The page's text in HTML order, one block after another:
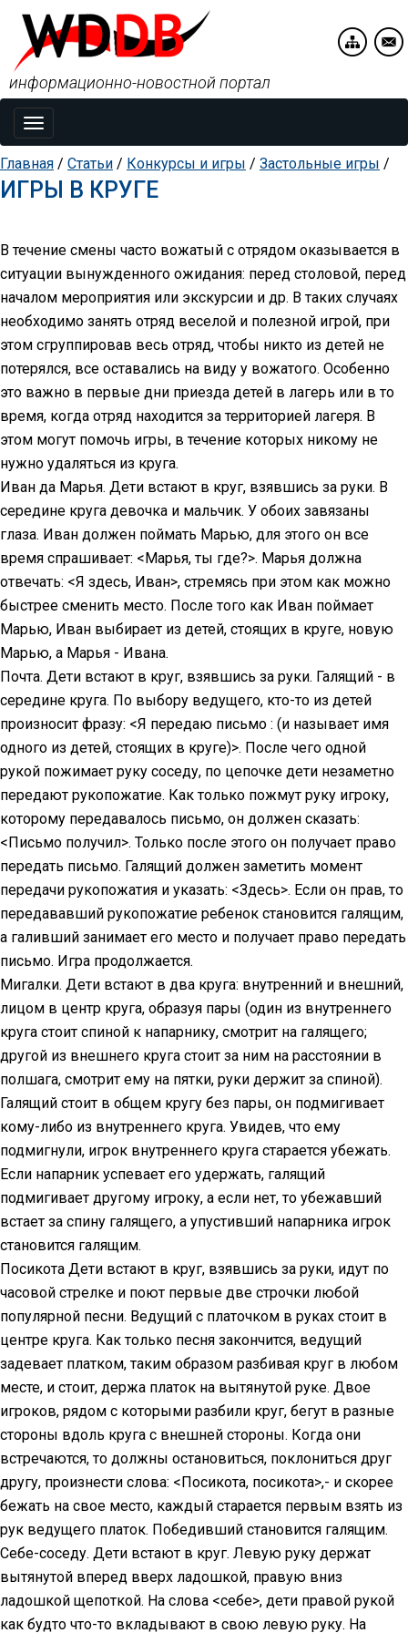
Toggle
navigation
информационно-новостной портал
Главная / Статьи / Конкурсы и игры / Застольные игры /
ИГРЫ В КРУГЕ
В течение смены часто вожатый с отрядом оказывается в
ситуации вынужденного ожидания: перед столовой, перед
началом мероприятия или экскурсии и др. В таких случаях
необходимо занять отряд веселой и полезной игрой, при
этом сгруппировав весь отряд, чтобы никто из детей не
потерялся, все оставались на виду у вожатого. Особенно
это важно в первые дни приезда детей в лагерь или в то
время, когда отряд находится за территорией лагеря. В
этом могут помочь игры, в течение которых никому не
нужно удаляться из круга.
Иван да Марья. Дети встают в круг, взявшись за руки. В
середине круга девочка и мальчик. У обоих завязаны
глаза. Иван должен поймать Марью, для этого он все
время спрашивает: <Марья, ты где?>. Марья должна
отвечать: <Я здесь, Иван>, стремясь при этом как можно
быстрее сменить место. После того как Иван поймает
Марью, Иван выбирает из детей, стоящих в круге, новую
Марью, а Марья - Ивана.
Почта. Дети встают в круг, взявшись за руки. Галящий - в
середине круга. По выбору ведущего, кто-то из детей
произносит фразу: <Я передаю письмо : (и называет имя
одного из детей, стоящих в круге)>. После чего одной
рукой пожимает руку соседу, по цепочке дети незаметно
передают рукопожатие. Как только пожмут руку игроку,
которому передавалось письмо, он должен сказать:
<Письмо получил>. Только после этого он получает право
передать письмо. Галящий должен заметить момент
передачи рукопожатия и указать: <Здесь>. Если он прав, то
передававший рукопожатие ребенок становится галящим,
а галивший занимает его место и получает право передать
письмо. Игра продолжается.
Мигалки. Дети встают в два круга: внутренний и внешний,
лицом в центр круга, образуя пары (один из внутреннего
круга стоит спиной к напарнику, смотрит на галящего;
другой из внешнего круга стоит за ним на расстоянии в
полшага, смотрит ему на пятки, руки держит за спиной).
Галящий стоит в общем кругу без пары, он подмигивает
кому-либо из внутреннего круга. Увидев, что ему
подмигнули, игрок внутреннего круга старается убежать.
Если напарник успевает его удержать, галящий
подмигивает другому игроку, а если нет, то убежавший
встает за спину галящего, а упустивший напарника игрок
становится галящим.
Посикота Дети встают в круг, взявшись за руки, идут по
часовой стрелке и поют первые две строчки любой
популярной песни. Ведущий с платочком в руках стоит в
центре круга. Как только песня закончится, ведущий
задевает платком, таким образом разбивая круг в любом
месте, и стоит, держа платок на вытянутой руке. Двое
игроков, рядом с которыми разбили круг, бегут в разные
стороны вдоль круга с внешней стороны. Когда они
встречаются, то должны остановиться, поклониться друг
другу, произнести слова: <Посикота, посикота>,- и скорее
бежать на свое место, каждый старается первым взять из
рук ведущего платок. Победивший становится галящим.
Себе-соседу. Дети встают в круг. Левую руку держат
вытянутой вперед вверх ладошкой, правую вниз
ладошкой щепоткой. На слова <себе>, дети правой рукой
как будто что-то вкладывают в свою левую руку. На